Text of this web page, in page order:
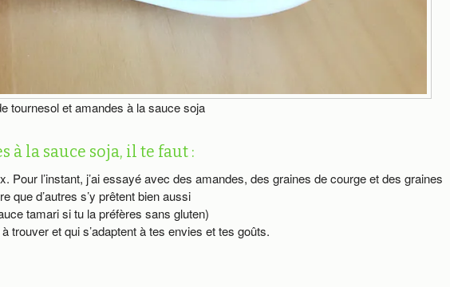
tournesol et amandes à la sauce soja
à la sauce soja, il te faut :
Pour l’instant, j’ai essayé avec des amandes, des graines de courge et des graines
que d’autres s’y prêtent bien aussi
tamari si tu la préfères sans gluten)
trouver et qui s’adaptent à tes envies et tes goûts.